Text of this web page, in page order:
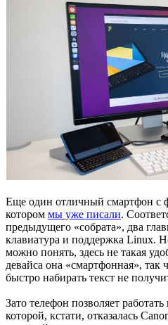
Еще один отличный смартфон с
котором мы уже писали.
предыдущего «собрата», два
клавиатура и поддержка Linux.
можно понять, здесь не такая
девайса она «смартфонная», так
быстро набирать текст не
Зато телефон позволяет
которой, кстати, отказалась